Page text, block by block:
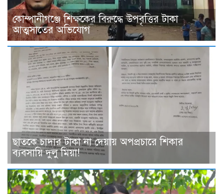
কোম্পানীগঞ্জে শিক্ষকের বিরুদ্ধে উপবৃত্তির টাকা
আত্মসাতের অভিযোগ
ছাত‌কে চাদার টাকা না দেয়ায় অপপ্রচারে শিকার
ব‌্যবসা‌য়ি দুলু‌ মিয়া!